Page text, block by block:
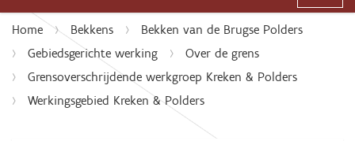
Home Bekkens
Bekken van de Brugse Polders
Gebiedsgerichte werking
Over de grens
Grensoverschrijdende werkgroep Kreken & Polders
Werkingsgebied Kreken & Polders